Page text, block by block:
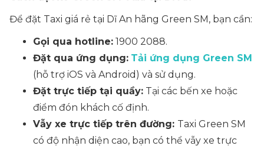
Để đặt Taxi giá rẻ tại Dĩ An hãng Green SM, bạn cần:
Gọi qua hotline: 1900 2088.
Đặt qua ứng dụng: Tải ứng dụng Green SM
(hỗ trợ iOS và Android) và sử dụng.
Đặt trực tiếp tại quầy: Tại các bến xe hoặc
điểm đón khách cố định.
Vẫy xe trực tiếp trên đường: Taxi Green SM
có độ nhận diện cao, bạn có thể vẫy xe trực